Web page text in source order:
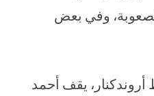
وفي بعض
يقف أحمد